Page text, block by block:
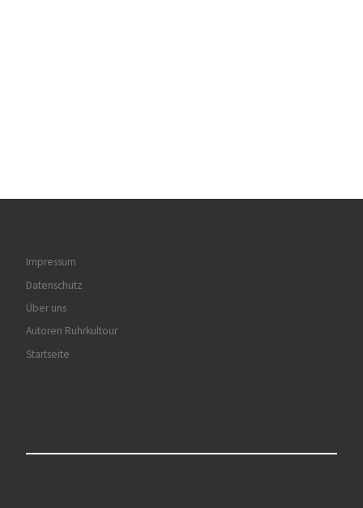
Impressum
Datenschutz
Über uns
Autoren Ruhrkultour
Startseite